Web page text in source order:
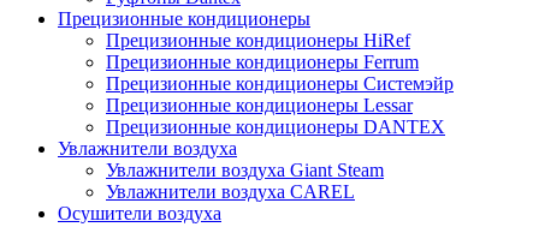
Прецизионные кондиционеры
Прецизионные кондиционеры HiRef
Прецизионные кондиционеры Ferrum
Прецизионные кондиционеры Системэйр
Прецизионные кондиционеры Lessar
Прецизионные кондиционеры DANTEX
Увлажнители воздуха
Увлажнители воздуха Giant Steam
Увлажнители воздуха CAREL
Осушители воздуха